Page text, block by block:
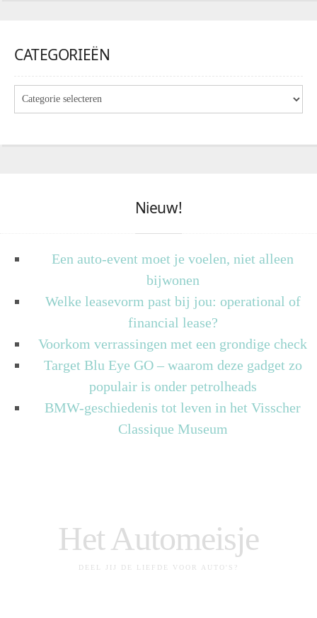
CATEGORIEËN
Nieuw!
Een auto-event moet je voelen, niet alleen
bijwonen
Welke leasevorm past bij jou: operational of
financial lease?
Voorkom verrassingen met een grondige check
Target Blu Eye GO – waarom deze gadget zo
populair is onder petrolheads
BMW-geschiedenis tot leven in het Visscher
Classique Museum
Het Automeisje
DEEL JIJ DE LIEFDE VOOR AUTO'S?